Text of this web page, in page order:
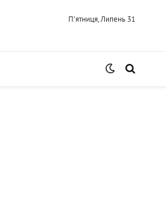
П’ятниця, Липень 31